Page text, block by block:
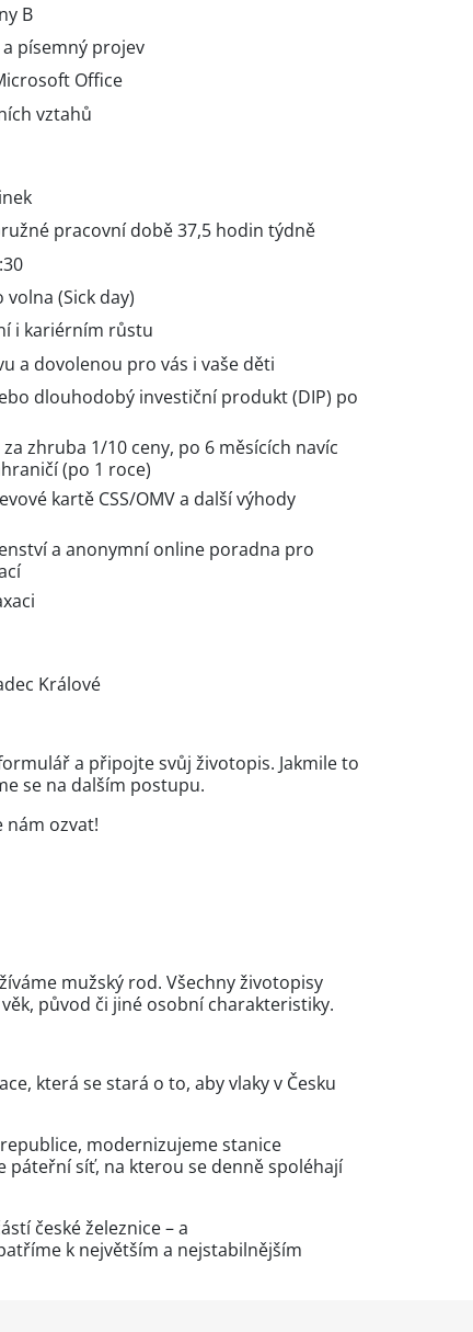
B
písemný projev
Office
vztahů
pracovní době 37,5 hodin týdně
(Sick day)
i kariérním růstu
a dovolenou pro vás i vaše děti
dlouhodobý investiční produkt (DIP) po
zhruba 1/10 ceny, po 6 měsících navíc
(po 1 roce)
kartě CSS/OMV a další výhody
a anonymní online poradna pro
Králové
a připojte svůj životopis. Jakmile to
se na dalším postupu.
nám ozvat!
mužský rod. Všechny životopisy
původ či jiné osobní charakteristiky.
která se stará o to, aby vlaky v Česku
modernizujeme stanice
páteřní síť, na kterou se denně spoléhají
české železnice – a
k největším a nejstabilnějším